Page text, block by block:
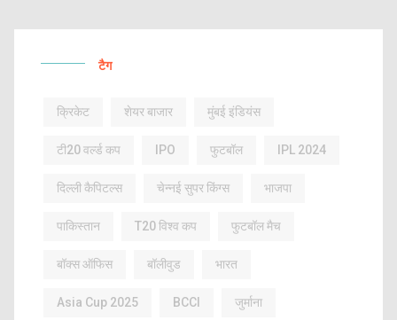
टैग
क्रिकेट शेयर बाजार मुंबई इंडियंस
टी20 वर्ल्ड कप IPO फुटबॉल IPL 2024
दिल्ली कैपिटल्स चेन्नई सुपर किंग्स भाजपा
पाकिस्तान T20 विश्व कप फुटबॉल मैच
बॉक्स ऑफिस बॉलीवुड भारत
Asia Cup 2025 BCCI जुर्माना